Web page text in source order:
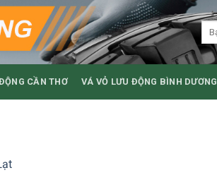
CẦN THƠ VÁ VỎ LƯU ĐỘNG BÌNH DƯƠNG